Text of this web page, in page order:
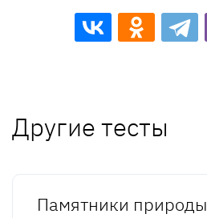
Другие тесты
Памятники природы